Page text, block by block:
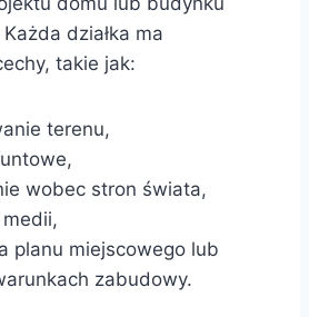
działka ma
takie jak:
terenu,
wobec stron świata,
planu miejscowego lub
zabudowy.